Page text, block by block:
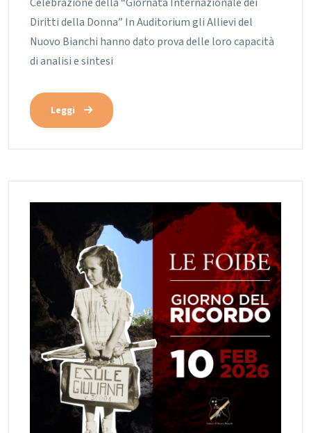
Diritti della Donna” In Auditorium gli Allievi del
Nuovo Bianchi hanno dato prova delle loro capacità
di analisi e sintesi
Leggi